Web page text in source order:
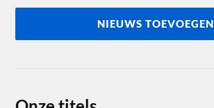
NIEUWS TOEVOEGEN